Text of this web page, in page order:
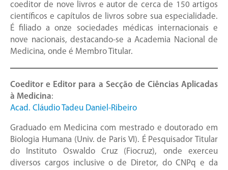
coeditor de nove livros e autor de cerca de 150 artigos
científicos e capítulos de livros sobre sua especialidade.
É filiado a onze sociedades médicas internacionais e
nove nacionais, destacando-se a Academia Nacional de
Medicina, onde é Membro Titular.
Coeditor e Editor para a Secção de Ciências Aplicadas
à Medicina:
Acad. Cláudio Tadeu Daniel-Ribeiro
Graduado em Medicina com mestrado e doutorado em
Biologia Humana (Univ. de Paris VI). É Pesquisador Titular
do Instituto Oswaldo Cruz (Fiocruz), onde exerceu
diversos cargos inclusive o de Diretor, do CNPq e da